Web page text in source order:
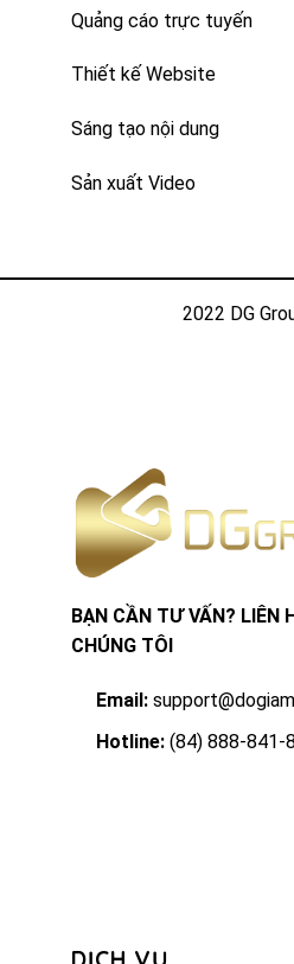
Quảng cáo trực tuyến
Thiết kế Website
Sáng tạo nội dung
Sản xuất Video
2022 DG
BẠN CẦN TƯ VẤN? LIÊN
CHÚNG TÔI
Email:
Hotline: (84) 888-841-